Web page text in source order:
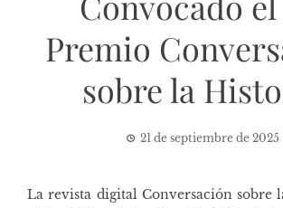
Premio
sobre la
21 de septiembre de 2025
La revista digital Conversación sobre